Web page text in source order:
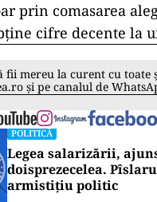
prin comasarea
cifre decente la
fii mereu la curent cu toate
și pe canalul de
POLITICĂ
Legea salarizării,
doisprezecelea.
armistițiu politic